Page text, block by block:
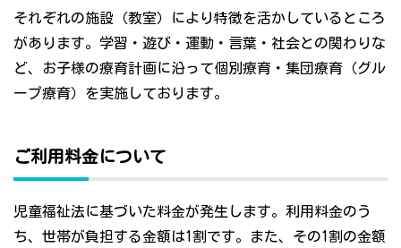
それぞれの施設（教室）により特徴を活かしているところ
があります。学習・遊び・運動・言葉・社会との関わりな
ど、お子様の療育計画に沿って個別療育・集団療育（グル
ープ療育）を実施しております。
ご利用料金について
児童福祉法に基づいた料金が発生します。利用料金のう
ち、世帯が負担する金額は1割です。また、その1割の金額